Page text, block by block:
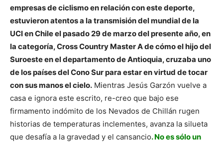
empresas de ciclismo en relación con este deporte,
estuvieron atentos a la transmisión del mundial de la
UCI en Chile el pasado 29 de marzo del presente año, en
la categoría, Cross Country Master A de cómo el hijo del
Suroeste en el departamento de Antioquia, cruzaba uno
de los países del Cono Sur para estar en virtud de tocar
con sus manos el cielo. Mientras Jesús Garzón vuelve a
casa e ignora este escrito, re-creo que bajo ese
firmamento indómito de los Nevados de Chillán rugen
historias de temperaturas inclementes, avanza la silueta
que desafía a la gravedad y el cansancio. No es sólo un